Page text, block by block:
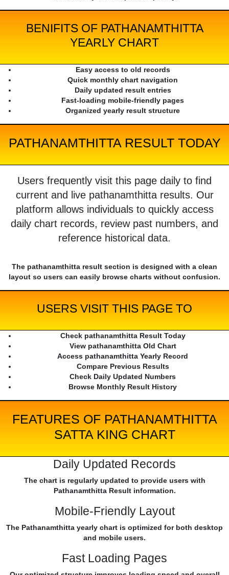
BENIFITS OF PATHANAMTHITTA
YEARLY CHART
Easy access to old records
Quick monthly chart navigation
Daily updated result entries
Fast-loading mobile-friendly pages
Organized yearly result structure
PATHANAMTHITTA RESULT TODAY
Users frequently visit this page daily to find
current and live pathanamthitta results. Our
platform allows individuals to quickly access
daily chart records, review past numbers, and
reference historical data.
The pathanamthitta result section is designed with a clean
layout so users can easily browse charts without confusion.
USERS VISIT THIS PAGE TO
Check pathanamthitta Result Today
View pathanamthitta Old Chart
Access pathanamthitta Yearly Record
Compare Previous Results
Check Daily Updated Numbers
Browse Monthly Result History
FEATURES OF PATHANAMTHITTA
SATTA KING CHART
Daily Updated Records
The chart is regularly updated to provide users with
Pathanamthitta Result information.
Mobile-Friendly Layout
The Pathanamthitta yearly chart is optimized for both desktop
and mobile users.
Fast Loading Pages